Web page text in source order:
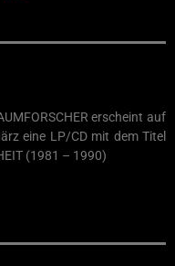
erscheint auf
eine LP/CD mit dem Titel
(1981 – 1990)